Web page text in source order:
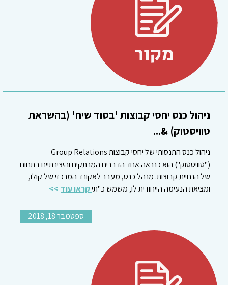
ניהול כנס יחסי קבוצות 'בסוד שיח' (בהשראת
טוויסטוק) &...
ניהול כנס התנסותי של יחסי קבוצות Group Relations
("טוויסטוק") הוא כנראה אחד הדברים המרתקים והיצירתיים בתחום
של הנחיית קבוצות. מנהל כנס, מעבר לאקורד המרכזי של קולו,
ומציאת הנעימה הייחודית לו, משמש כ"תיקראו עוד
ספטמבר 18, 2018